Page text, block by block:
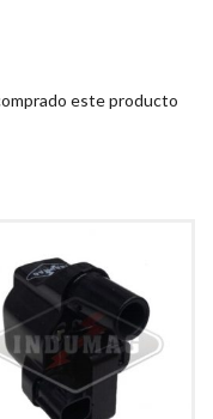
este producto